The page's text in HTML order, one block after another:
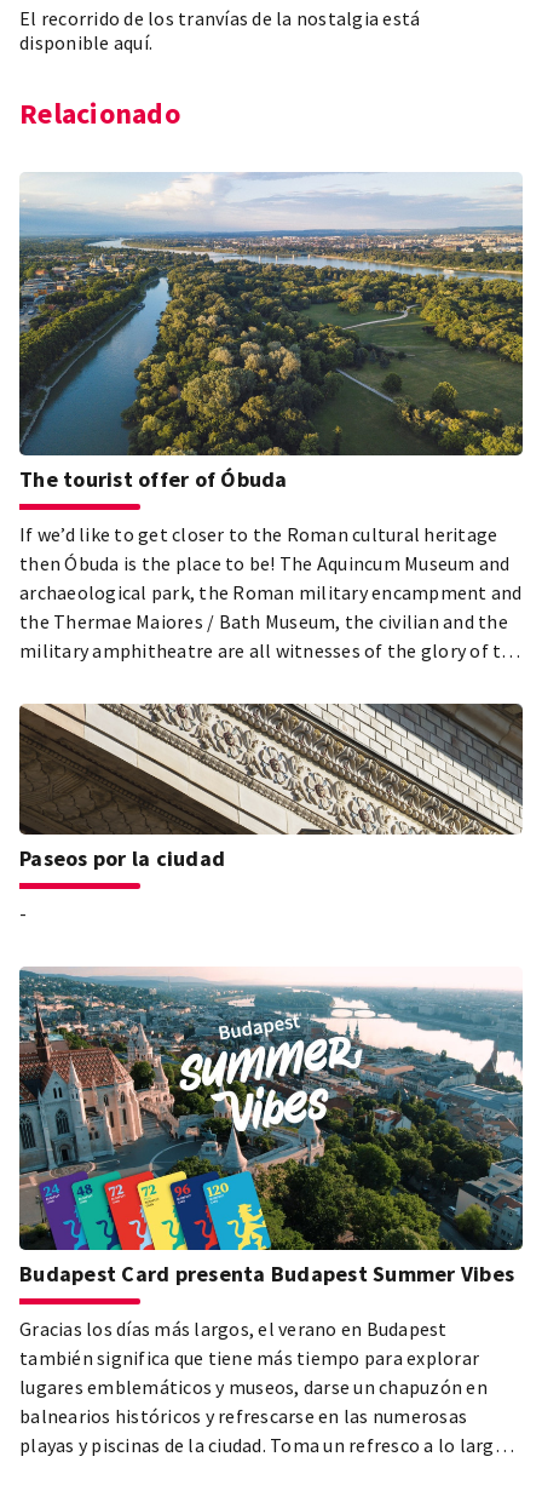
El recorrido de los tranvías de la nostalgia está
disponible aquí.
Relacionado
The tourist offer of Óbuda
If we’d like to get closer to the Roman cultural heritage
then Óbuda is the place to be! The Aquincum Museum and
archaeological park, the Roman military encampment and
the Thermae Maiores / Bath Museum, the civilian and the
military amphitheatre are all witnesses of the glory of the
Empire Aquincum is nominated for The UNESCO World
Heritage List.
Paseos por la ciudad
-
Budapest Card presenta Budapest Summer Vibes
Gracias los días más largos, el verano en Budapest
también significa que tiene más tiempo para explorar
lugares emblemáticos y museos, darse un chapuzón en
balnearios históricos y refrescarse en las numerosas
playas y piscinas de la ciudad. Toma un refresco a lo largo